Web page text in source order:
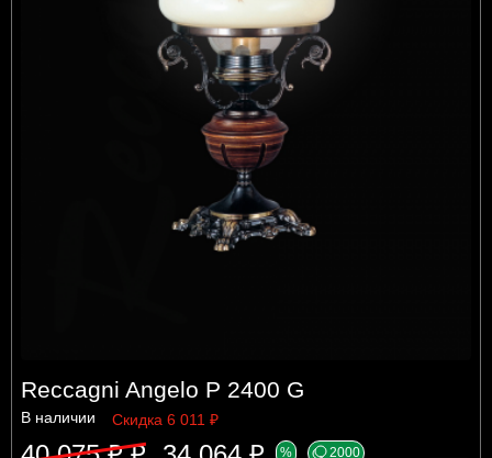
Reccagni Angelo P 2400 G
В наличии Скидка 6 011 ₽
% 2000